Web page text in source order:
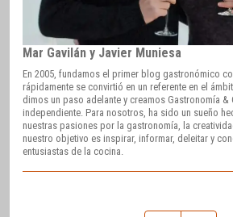
Mar Gavilán y Javier Muniesa
En 2005, fundamos el primer blog gastronómico
rápidamente se convirtió en un referente en el
dimos un paso adelante y creamos Gastronomía &
independiente. Para nosotros, ha sido un sueño
nuestras pasiones por la gastronomía, la
nuestro objetivo es inspirar, informar, deleitar y
entusiastas de la cocina.